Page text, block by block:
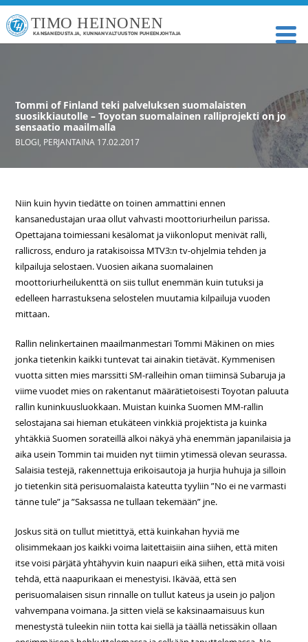
TIMO HEINONEN
KANSANEDUSTAJA, KUNNANVALTUUSTON PUHEENJOHTAJA
Tommi of Finland teki palveluksen suomalaisten
suosikkiautolle – Toyotan suomalainen ralliprojekti on jo
sensaatio maailmalla
BLOGI PERJANTAINA 17.02.2017
Niin kuin hyvin tiedätte on toinen ammattini ennen
kansanedustajan uraa ollut vahvasti moottoriurheilun parissa.
Opettajana toimiessani kesälomat ja viikonloput menivät ralli,
rallicross, enduro ja ratakisoissa MTV3:n tv-ohjelmia tehden ja
kilpailuja selostaen. Vuosien aikana suomalainen
moottoriurheilukenttä on siis tullut enemmän kuin tutuksi ja
edelleen harrastuksena selostelen muutamia kilpailuja vuoden
mittaan.
Rallin nelinkertainen maailmanmestari Tommi Mäkinen on mies
jonka tietenkin kaikki tuntevat tai ainakin tietävät. Kymmenisen
vuotta sitten mies marssitti SM-ralleihin oman tiiminsä Subaruja ja
viime vuodet mies on rakentanut määrätietoisesti Toyotan paluuta
rallin kuninkuusluokkaan. Muistan kuinka Suomen MM-rallin
selostajana sai hieman etukäteen vinkkiä projektista ja kuinka
yhtäkkiä Suomen sorateillä alkoi näkyä yhä enemmän japanilaisia ja
aika usein Tommin tai muiden nyt tiimin ytimessä olevan seurassa.
Salaisia testejä, rakennettuja erikoisautoja ja hurjia huhuja ja silloin
jo tietenkin sitä perisuomalaista kateutta tyyliin ”No ei ne varmasti
tänne tule” ja ”Saksassa ne tullaan tekemään” jne.
Joskus sitä on tullut mietittyä, että kuinkahan hyviä me
olisimmekaan jos kaikki voima laitettaisiin aina siihen, että miten
itse voisi pärjätä yhtähyvin kuin naapuri eikä siihen, että mitä voisi
tehdä, että naapurikaan ei menestyisi. Ikävää, että sen
perisuomalaisen sisun rinnalle on tullut kateus ja usein jo paljon
vahvempana voimana. Ja sitten vielä se kaksinaamaisuus kun
menestystä tuleekin niin totta kai siellä ja täällä netissäkin ollaan